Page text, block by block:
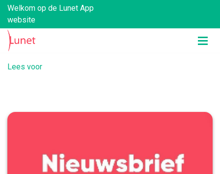
Welkom op de Lunet App
website
Lees voor